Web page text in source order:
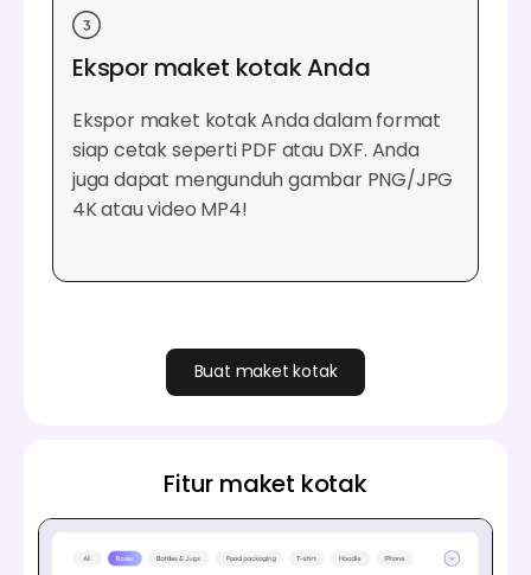
Ekspor maket kotak Anda
Ekspor maket kotak Anda dalam format
siap cetak seperti PDF atau DXF. Anda
juga dapat mengunduh gambar PNG/JPG
4K atau video MP4!
Buat maket kotak
Fitur maket kotak